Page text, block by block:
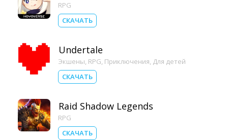
RPG
СКАЧАТЬ
Undertale
Экшены, RPG, Приключения, Для детей
СКАЧАТЬ
Raid Shadow Legends
RPG
СКАЧАТЬ